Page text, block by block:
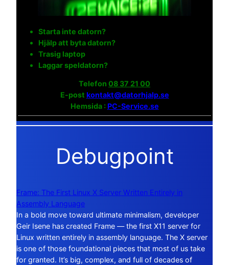
Starta inte datorn?
Hjälp att byta datorn?
Trasig laptop
Laggar speldatorn?
Telefon 08 37 21 00
E-post kontakt@datorhjalp.se
Hemsida :PC-Service.se
Debugpoint
Frame: The First Linux X Server Written Entirely in
Assembly Language
In a bold move toward ultimate minimalism, developer
Geir Isene has created Frame — the first X11 server for
Linux written entirely in assembly language. The X server
is one of those foundational pieces that most of us take
for granted. It’s big, complex, and full of decades of